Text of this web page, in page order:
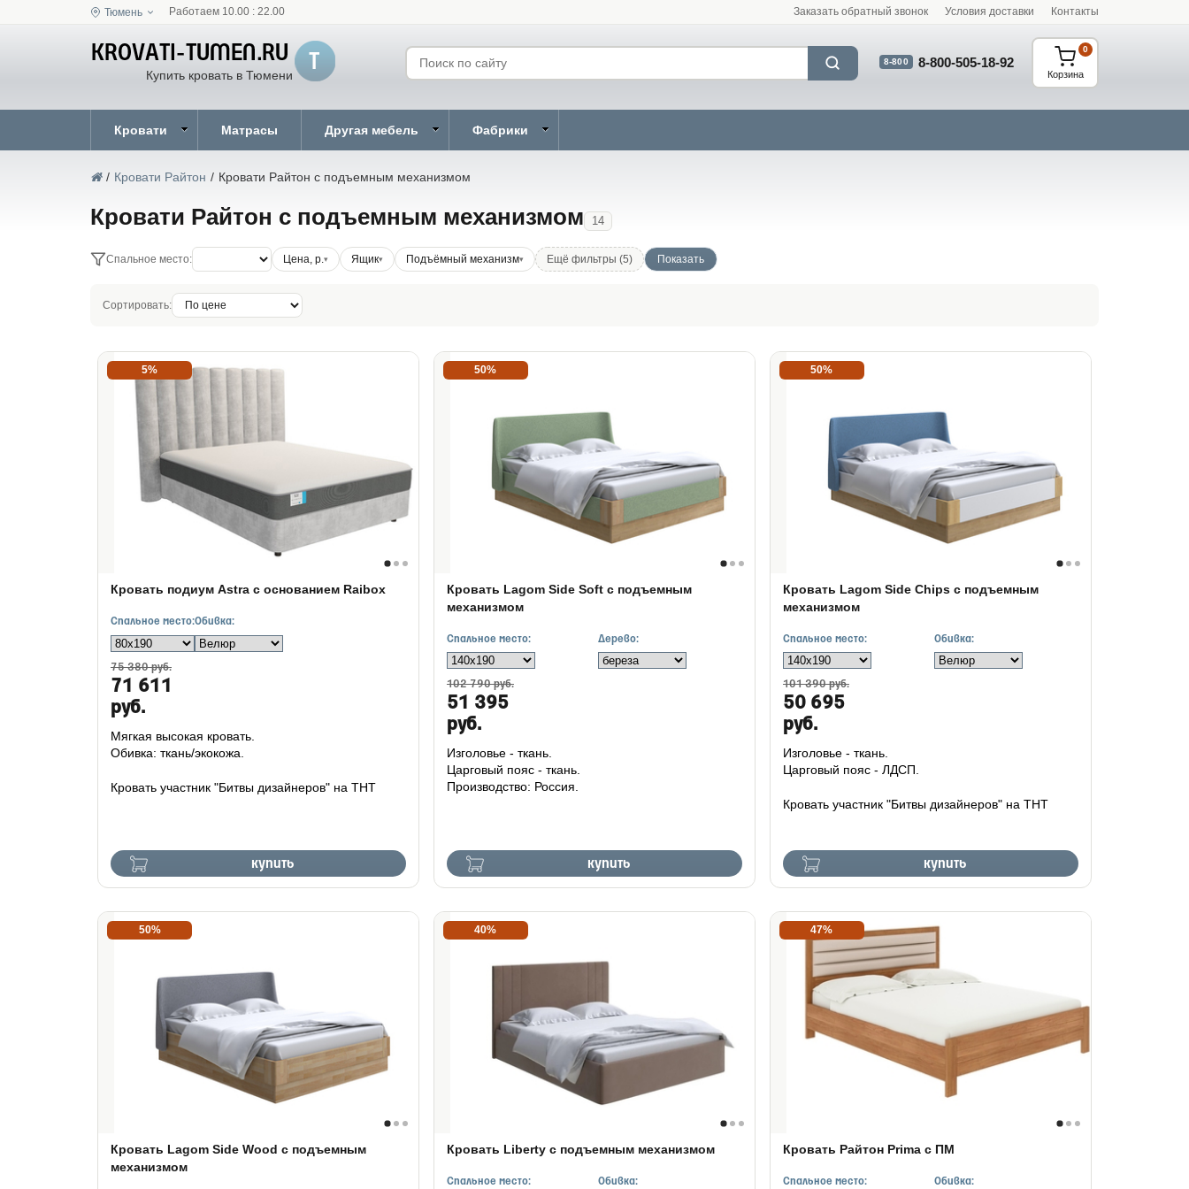
Тюмень Работаем 10.00 : 22.00 Заказать обратный звонок Условия доставки Контакты
Купить кровать в Тюмени
8-800 8-800-505-18-92
Корзина
0
Кровати Матрасы Другая мебель Фабрики
/ Кровати Райтон / Кровати Райтон с подъемным механизмом
Кровати Райтон с подъемным механизмом 14
Спальное место: Цена, р. Ящик Подъёмный механизм Ещё фильтры (5)
Сортировать:
5%
Кровать подиум Astra с основанием Raibox
Спальное место:Обивка:
75 380 руб.
71 611
руб.
купить
Мягкая высокая кровать.
Обивка: ткань/экокожа.
Кровать участник "Битвы дизайнеров" на ТНТ
50%
Кровать Lagom Side Soft с подъемным
механизмом
Спальное место: Дерево:
102 790 руб.
51 395
руб.
купить
Изголовье - ткань.
Царговый пояс - ткань.
Производство: Россия.
50%
Кровать Lagom Side Chips с подъемным
механизмом
Спальное место: Обивка:
101 390 руб.
50 695
руб.
купить
Изголовье - ткань.
Царговый пояс - ЛДСП.
Кровать участник "Битвы дизайнеров" на ТНТ
50%
Кровать Lagom Side Wood с подъемным
механизмом
40%
Кровать Liberty с подъемным механизмом
Спальное место: Обивка:
47%
Кровать Райтон Prima с ПМ
Спальное место: Обивка: